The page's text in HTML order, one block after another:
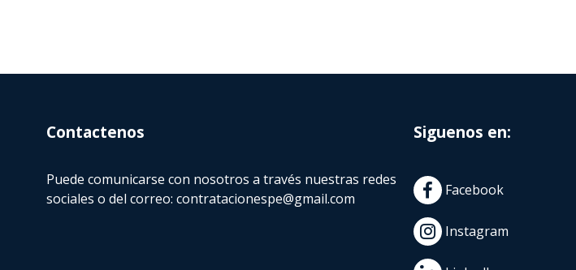
Contactenos
Puede comunicarse con nosotros a través nuestras redes
sociales o del correo:contratacionespe@gmail.com
Siguenos en:
Facebook
Instagram